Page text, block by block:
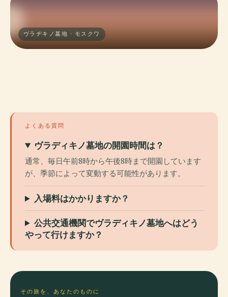
ヴラヂキノ墓地 · モスクワ
よくある質問
ヴラディキノ墓地の開園時間は？
通常、毎日午前8時から午後8時まで開園しています
が、季節によって変動する可能性があります。
入場料はかかりますか？
公共交通機関でヴラディキノ墓地へはどう
やって行けますか？
その旅を、あなたのものに